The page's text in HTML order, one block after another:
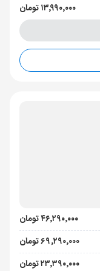
۱۳٬۹۹۰٬۰۰۰ تومان
۴۶٬۲۹۰٬۰۰۰ تومان
۶۹٬۲۹۰٬۰۰۰ تومان
۲۳٬۳۹۰٬۰۰۰ تومان